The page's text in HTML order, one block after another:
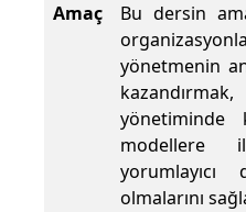
Amaç
Bu dersin
yönetmenin
yönetiminde
modellere
olmalarını